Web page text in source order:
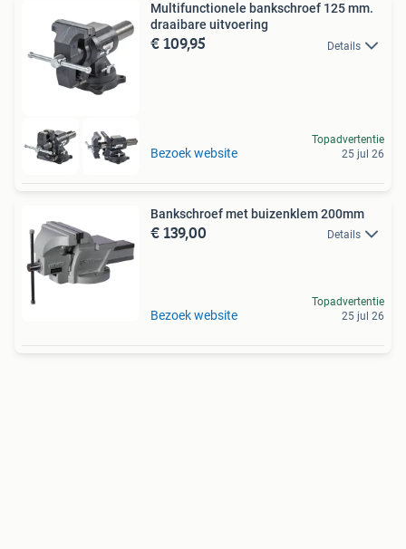
Multifunctionele bankschroef 125 mm.
draaibare uitvoering
€ 109,95 Details
Bezoek website
Topadvertentie
25 jul 26
Bankschroef met buizenklem 200mm
€ 139,00 Details
Bezoek website
Topadvertentie
25 jul 26